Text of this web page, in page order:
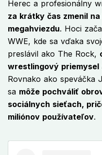
Herec a profesionálny
za krátky čas zmenil
megahviezdu. Hoci
WWE, kde sa vďaka
preslávil ako The Rock,
wrestlingový priemysel
Rovnako ako speváčka
sa môže pochváliť
sociálnych sieťach,
miliónov používateľov.